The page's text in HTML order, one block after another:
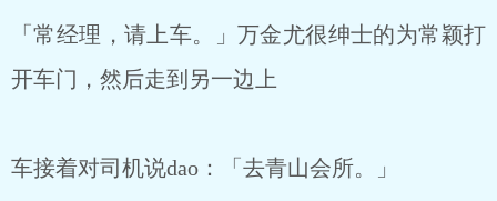
「常经理，请上车。」万金尤很绅士的为常颖打
开车门，然后走到另一边上
车接着对司机说dao：「去青山会所。」